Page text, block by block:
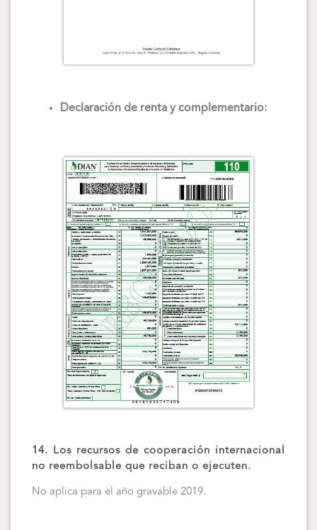
Declaración de renta y complementario:
14. Los recursos de cooperación internacional
no reembolsable que reciban o ejecuten.
No aplica para el año gravable 2019.